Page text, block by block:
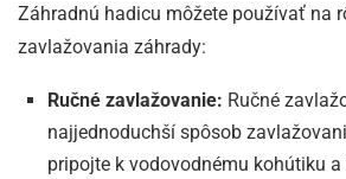
Záhradnú hadicu môžete používať na
zavlažovania záhrady:
Ručné zavlažovanie: Ručné
najjednoduchší spôsob
pripojte k vodovodnému kohútiku